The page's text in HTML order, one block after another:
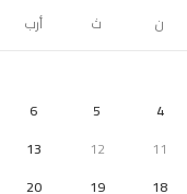
ن ث أرب
4
5
6
11
12
13
18
19
20